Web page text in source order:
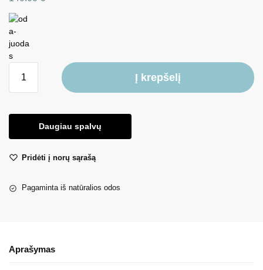
Į krepšelį
Daugiau spalvų
Pridėti į norų sąrašą
Pagaminta iš natūralios odos
Aprašymas